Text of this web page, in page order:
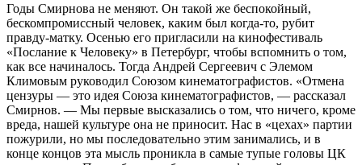
Годы Смирнова не меняют. Он такой же беспокойный,
бескомпромиссный человек, каким был когда-то, рубит
правду-матку. Осенью его пригласили на кинофестиваль
«Послание к Человеку» в Петербург, чтобы вспомнить о том,
как все начиналось. Тогда Андрей Сергеевич с Элемом
Климовым руководил Союзом кинематографистов. «Отмена
цензуры — это идея Союза кинематографистов, — рассказал
Смирнов. — Мы первые высказались о том, что ничего, кроме
вреда, нашей культуре она не приносит. Нас в «цехах» партии
пожурили, но мы последовательно этим занимались, и в
конце концов эта мысль проникла в самые тупые головы ЦК